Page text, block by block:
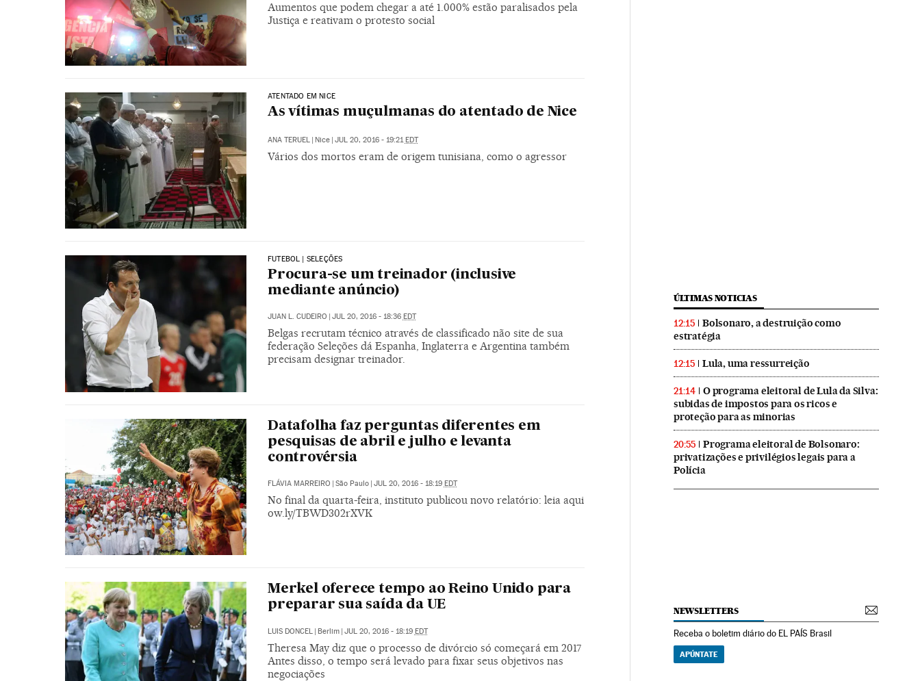
Aumentos que podem chegar a até 1.000% estão paralisados pela
Justiça e reativam o protesto social
ATENTADO EM NICE
As vítimas muçulmanas do atentado de Nice
ANA TERUEL | Nice | JUL 20, 2016 - 19:21 EDT
Vários dos mortos eram de origem tunisiana, como o agressor
FUTEBOL | SELEÇÕES
Procura-se um treinador (inclusive
mediante anúncio)
JUAN L. CUDEIRO JUL 20, 2016 - 18:36 EDT
Belgas recrutam técnico através de classificado não site de sua
federação Seleções dá Espanha, Inglaterra e Argentina também
precisam designar treinador.
Datafolha faz perguntas diferentes em
pesquisas de abril e julho e levanta
controvérsia
FLÁVIA MARREIRO São Paulo JUL 20, 2016 - 18:19 EDT
No final da quarta-feira, instituto publicou novo relatório: leia aqui
ow.ly/TBWD302rXVK
Merkel oferece tempo ao Reino Unido para
preparar sua saída da UE
LUIS DONCEL | Berlim | JUL 20, 2016 - 18:19 EDT
Theresa May diz que o processo de divórcio só começará em 2017
Antes disso, o tempo será levado para fixar seus objetivos nas
negociações
ÚLTIMAS NOTICIAS
12:15
Bolsonaro, a destruição como
estratégia
12:15 Lula, uma ressurreição
21:14
O programa eleitoral de Lula da Silva:
subidas de impostos para os ricos e
proteção para as minorias
20:55
Programa eleitoral de Bolsonaro:
privatizações e privilégios legais para a
Polícia
NEWSLETTERS
Receba o boletim diário do EL PAÍS Brasil
APÚNTATE